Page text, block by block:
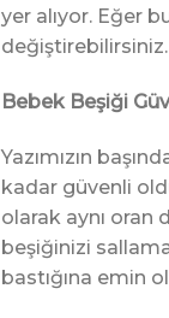
yer alıyor. Eğer
Bebek Beşiği
Yazımızın
kadar güvenli
olarak aynı
beşiğinizi
bastığına emin